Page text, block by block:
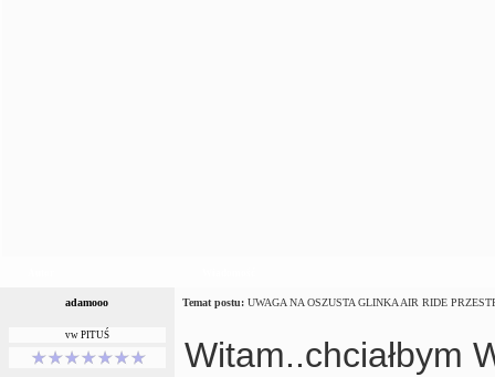
adamooo Temat postu: UWAGA NA OSZUSTA GLINKA AIR RIDE
vw PITUŚ
Witam..chciałbym